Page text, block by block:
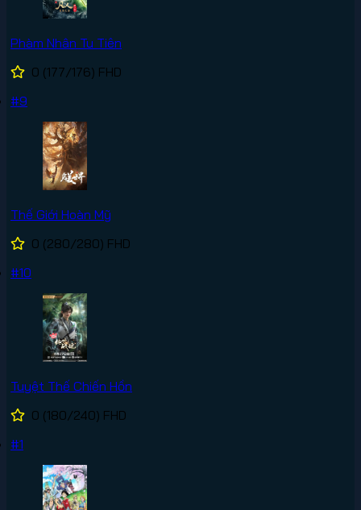
Phàm Nhân Tu Tiên
0 (177/176) FHD
#9
Thế Giới Hoàn Mỹ
0 (280/280) FHD
#10
Tuyệt Thế Chiến Hồn
0 (180/240) FHD
#1